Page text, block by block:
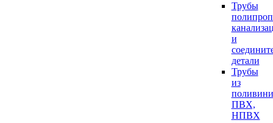
Трубы
и
детали
Трубы
из
ПВХ,
НПВХ